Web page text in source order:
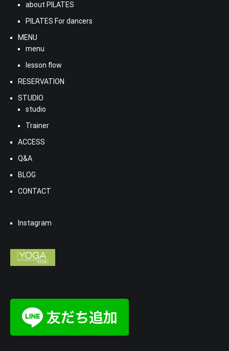
about PILATES
PILATES For dancers
MENU
menu
lesson flow
RESERVATION
STUDIO
studio
Trainer
ACCESS
Q&A
BLOG
CONTACT
Instagram